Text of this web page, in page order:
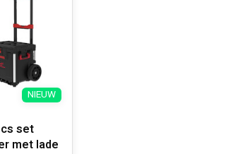
NIEUW
set
met lade